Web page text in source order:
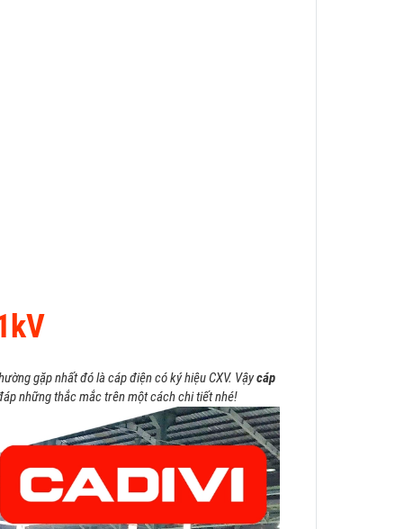
gặp nhất đó là cáp điện có ký hiệu CXV. Vậycáp
những thắc mắc trên một cách chi tiết nhé!